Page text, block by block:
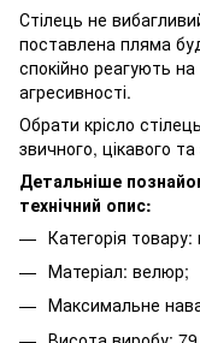
Стілець не
поставлена пляма
спокійно реагують
агресивності.
Обрати крісло
звичного, цікавого
Детальніше
технічний опис:
Категорія товару:
Матеріал: велюр;
Максимальне